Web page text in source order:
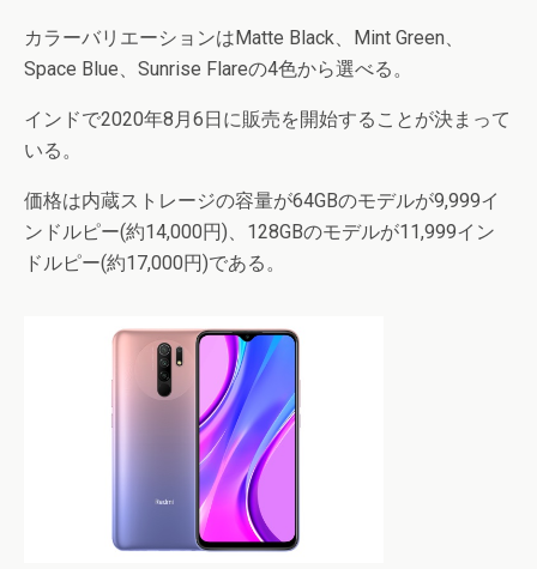
カラーバリエーションはMatte Black、Mint Green、
Space Blue、Sunrise Flareの4色から選べる。
インドで2020年8月6日に販売を開始することが決まって
いる。
価格は内蔵ストレージの容量が64GBのモデルが9,999イ
ンドルピー(約14,000円)、128GBのモデルが11,999イン
ドルピー(約17,000円)である。